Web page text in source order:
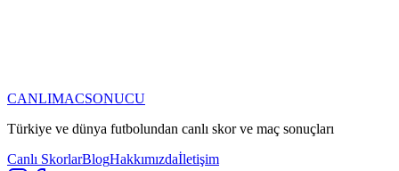
CANLIMACSONUCU
Türkiye ve dünya futbolundan canlı skor ve maç sonuçları
Canlı SkorlarBlogHakkımızdaİletişim